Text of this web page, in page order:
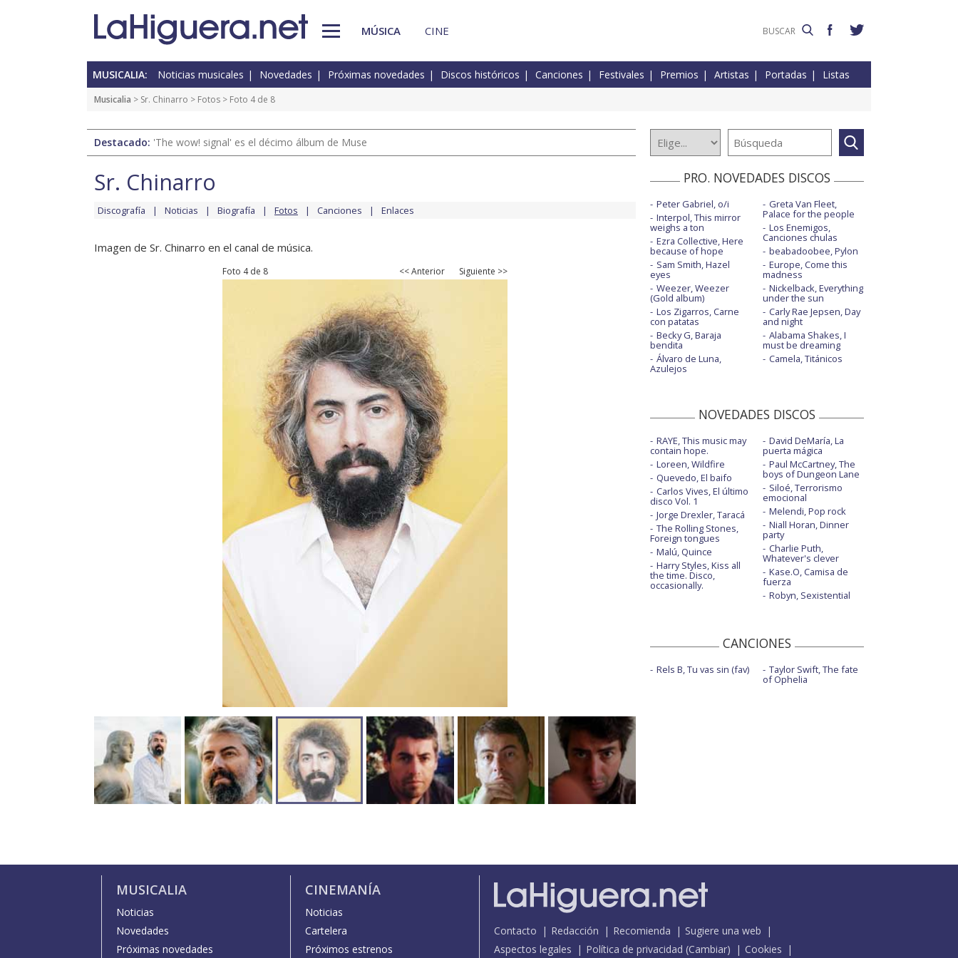
MÚSICA CINE
MUSICALIA: Noticias musicales Novedades Próximas novedades Discos históricos Canciones Festivales Premios Artistas Portadas Listas
Musicalia > Sr. Chinarro > Fotos > Foto 4 de 8
Destacado: 'The wow! signal' es el décimo álbum de Muse
Sr. Chinarro
Discografía Noticias Biografía Fotos Canciones Enlaces
Imagen de Sr. Chinarro en el canal de música.
Foto 4 de 8 << Anterior Siguiente >>
PRO. NOVEDADES DISCOS
Peter Gabriel, o/i
Interpol, This mirror
weighs a ton
Ezra Collective, Here
because of hope
Sam Smith, Hazel
eyes
Weezer, Weezer
(Gold album)
Los Zigarros, Carne
con patatas
Becky G, Baraja
bendita
Álvaro de Luna,
Azulejos
Greta Van Fleet,
Palace for the people
Los Enemigos,
Canciones chulas
beabadoobee, Pylon
Europe, Come this
madness
Nickelback, Everything
under the sun
Carly Rae Jepsen, Day
and night
Alabama Shakes, I
must be dreaming
Camela, Titánicos
NOVEDADES DISCOS
RAYE, This music may
contain hope.
Loreen, Wildfire
Quevedo, El baifo
Carlos Vives, El último
disco Vol. 1
Jorge Drexler, Taracá
The Rolling Stones,
Foreign tongues
Malú, Quince
Harry Styles, Kiss all
the time. Disco,
occasionally.
David DeMaría, La
puerta mágica
Paul McCartney, The
boys of Dungeon Lane
Siloé, Terrorismo
emocional
Melendi, Pop rock
Niall Horan, Dinner
party
Charlie Puth,
Whatever's clever
Kase.O, Camisa de
fuerza
Robyn, Sexistential
CANCIONES
Rels B, Tu vas sin (fav) Taylor Swift, The fate
of Ophelia
MUSICALIA
Noticias
Novedades
Próximas novedades
CINEMANÍA
Noticias
Cartelera
Próximos estrenos
Contacto Redacción Recomienda
Sugiere una web
Aspectos legales
Política de privacidad (Cambiar) Cookies